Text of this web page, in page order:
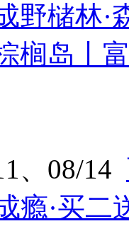
野槠林
榈岛丨
、08/14
瘾·买